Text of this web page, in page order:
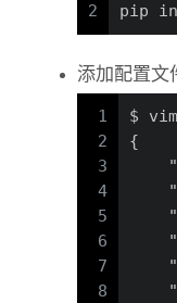
2
pip
添加配置文
1
2
3
4
5
6
7
8
$
{